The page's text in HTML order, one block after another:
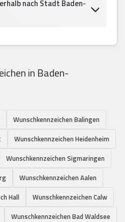
nach Stadt Baden-
in Baden-
Wunschkennzeichen Balingen
Wunschkennzeichen Heidenheim
Wunschkennzeichen Sigmaringen
Wunschkennzeichen Aalen
Hall
Wunschkennzeichen Calw
Wunschkennzeichen Bad Waldsee